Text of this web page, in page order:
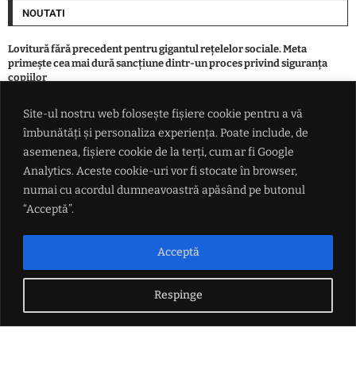
Site-ul nostru web folosește fișiere cookie pentru a vă
îmbunătăți și personaliza experiența. Poate include, de
asemenea, fișiere cookie de la terți, cum ar fi Google
Analytics. Aceste cookie-uri vor fi stocate în browser,
numai cu acordul dumneavoastră apăsând pe butonul
“Acceptă”.
Respinge
Acceptă
NOUTATI
Lovitură fără precedent pentru gigantul rețelelor sociale. Meta
primește cea mai dură sancțiune dintr-un proces privind siguranța
copiilor
Primăria care își vinde terenurile pentru asfaltări a plătit 14.000 de
euro pentru o troiță. Culmea, aceasta va fi donată unui oraș din
Republica Moldova
Directorul executiv Stefano Domenicalli: Formula 1 va avea mai multe
curse sprint în 2027
Orfani de primar. Sute de mii de români din comune și orașe au rămas